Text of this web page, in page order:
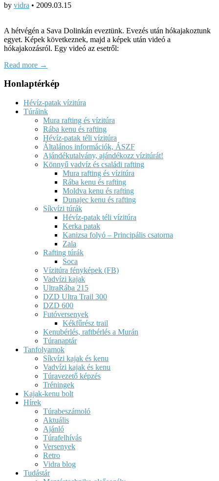
by vidra • 2009.03.15
A hétvégén a Sava Dolinkán eveztünk. Evezés után hókajakoztunk
egyet. Képek következnek, majd a képek után videó a
hókajakozásról. Egy videó az esetről:
Read more →
Honlaptérkép
Hévíz-patak vízitúra
Túráink
Mura rafting és vízitúra
Rába kenu és rafting
Hévíz-patak téli vízitúra
Általános információk, ÁSZF
Ajándékutalvány, ajándékozz vízitúrát!
Könnyű vadvíz és családi rafting
Mura rafting és vízitúra
Rába kenu és rafting
Moldva kenu és rafting
Dunajec kenu és rafting
Síkvízi túrák
Hévíz-patak téli vízitúra
Kerka patak
Kanizsa folyó – Principális csatorna
Zala
Rafting túrák
Soca
Vízitúra fényképek (FB)
Vadvízi kajak
UltraRába 215
DZD Ultra Trail 300
DZD 600
Futóversenyek
Kékfűrész trail
Kenubérlés, raftbérlés a Murán
Túranaptár
Tanfolyamok
Síkvízi kajak és kenu
Vadvízi kajak és kenu
Túravezető képzés
Tréningek
Kajak-kenu bolt
Hírek
Túrabeszámoló
Aktuális
Ajánló
Túrafelhívás
Versenyek
Retro
Vidra blog
Tudástár